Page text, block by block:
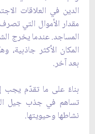
الدين في العلاقات
مقدار الأموال التي
المساجد. عندما يخرج
المكان الأكثر
بعد آخر.
بناءً على ما تقدّم يجب
تساهم في جذب جيل
نشاطها وحيويتها.